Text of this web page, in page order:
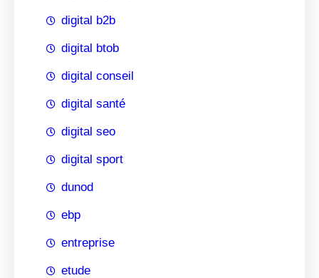
digital b2b
digital btob
digital conseil
digital santé
digital seo
digital sport
dunod
ebp
entreprise
etude